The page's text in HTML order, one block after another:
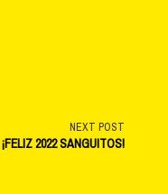
NEXT POST
¡FELIZ 2022 SANGUITOS!